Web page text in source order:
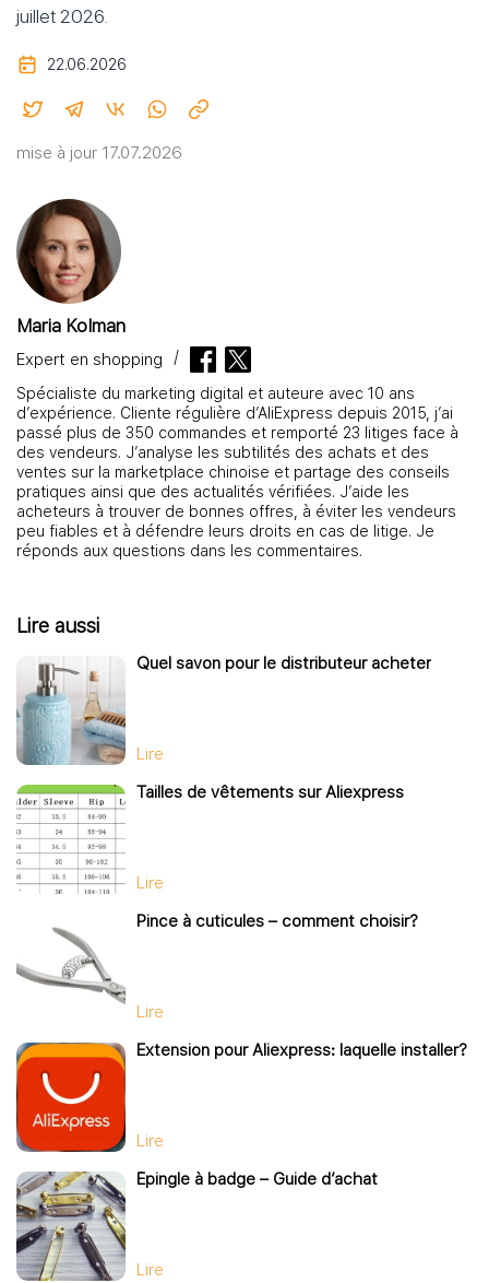
juillet 2026.
22.06.2026
mise à jour 17.07.2026
Maria Kolman
Expert en shopping
Spécialiste du marketing digital et auteure avec 10 ans
d’expérience. Cliente régulière d’AliExpress depuis 2015, j’ai
passé plus de 350 commandes et remporté 23 litiges face à
des vendeurs. J’analyse les subtilités des achats et des
ventes sur la marketplace chinoise et partage des conseils
pratiques ainsi que des actualités vérifiées. J’aide les
acheteurs à trouver de bonnes offres, à éviter les vendeurs
peu fiables et à défendre leurs droits en cas de litige. Je
réponds aux questions dans les commentaires.
Lire aussi
Quel savon pour le distributeur acheter
Lire
Tailles de vêtements sur Aliexpress
Lire
Pince à cuticules – comment choisir?
Lire
Extension pour Aliexpress: laquelle installer?
Lire
Épingle à badge – Guide d’achat
Lire